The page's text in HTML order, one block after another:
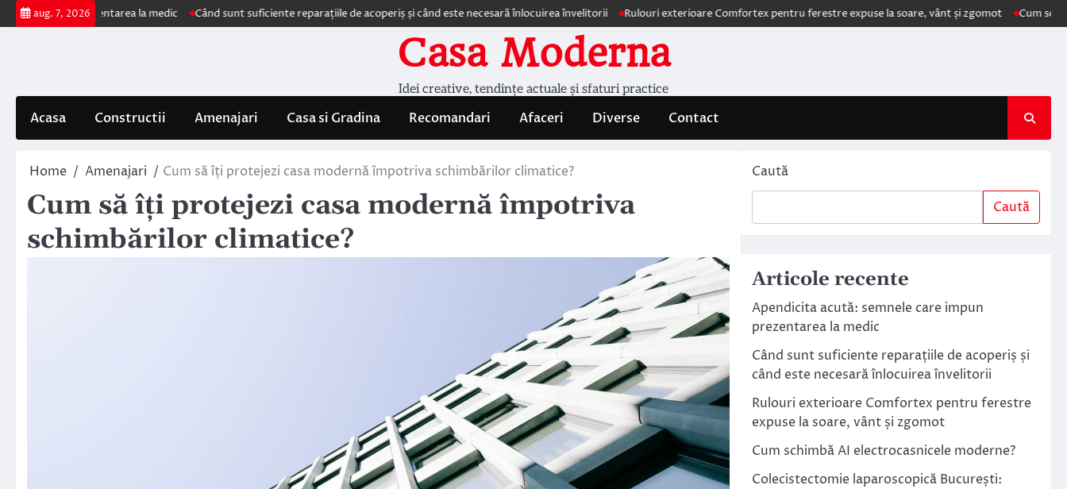
Skip
to
aug. 7, 2026
prezentarea la medic Când sunt suficiente reparațiile de acoperiș și când este necesară înlocuirea învelitorii Rulouri exterioare Comfortex pentru ferestre expuse la soare, vânt și zgomot Cum schimbă AI
Casa Moderna
Idei creative, tendințe actuale și sfaturi practice
Acasa Constructii Amenajari Casa si Gradina Recomandari Afaceri Diverse Contact
Home Amenajari Cum să îți protejezi casa modernă împotriva schimbărilor climatice?
Cum să îți protejezi casa modernă împotriva
schimbărilor climatice?
Caută
Caută
Articole recente
Apendicita acută: semnele care impun
prezentarea la medic
Când sunt suficiente reparațiile de acoperiș și
când este necesară înlocuirea învelitorii
Rulouri exterioare Comfortex pentru ferestre
expuse la soare, vânt și zgomot
Cum schimbă AI electrocasnicele moderne?
Colecistectomie laparoscopică București: